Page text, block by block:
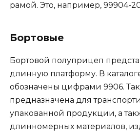
рамой. Это, например, 99904-
Бортовые
Бортовой полуприцеп
длинную платформу. В
обозначены цифрами 9906.
предназначена для
упакованной продукции, а
длинномерных материалов,